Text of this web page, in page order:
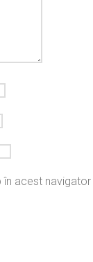
în acest navigator